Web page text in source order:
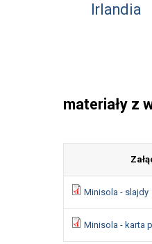
Irlandia
materiały z
Minisola - slajdy
Minisola - karta